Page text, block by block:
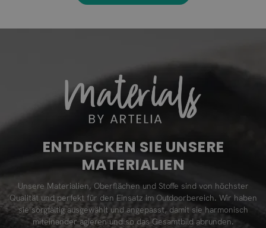
ENTDECKEN SIE UNSERE
MATERIALIEN
Unsere Materialien, Oberflächen und Stoffe sind von höchster
Qualität und perfekt für den Einsatz im Outdoorbereich. Wir haben
sie sorgfältig ausgewählt und angepasst, damit sie harmonisch
miteinander agieren und so das Gesamtbild abrunden.